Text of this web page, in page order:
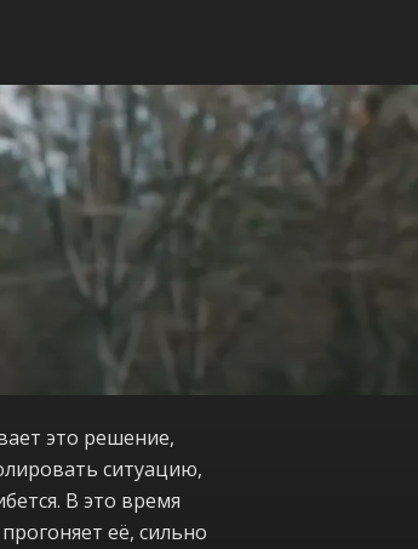
это решение,
ситуацию,
В это время
её, сильно